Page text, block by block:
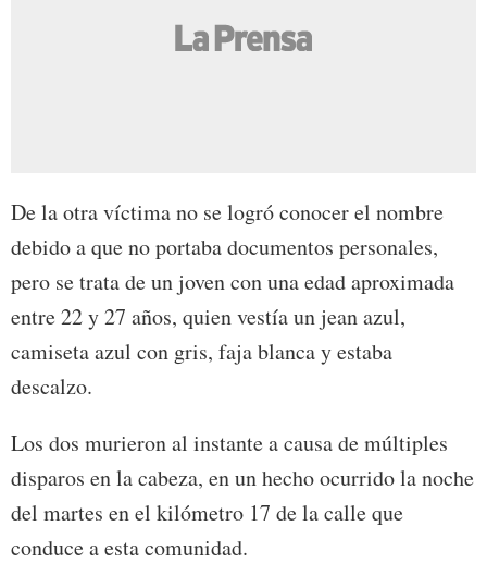
De la otra víctima no se logró conocer el nombre
debido a que no portaba documentos personales,
pero se trata de un joven con una edad aproximada
entre 22 y 27 años, quien vestía un jean azul,
camiseta azul con gris, faja blanca y estaba
descalzo.
Los dos murieron al instante a causa de múltiples
disparos en la cabeza, en un hecho ocurrido la noche
del martes en el kilómetro 17 de la calle que
conduce a esta comunidad.